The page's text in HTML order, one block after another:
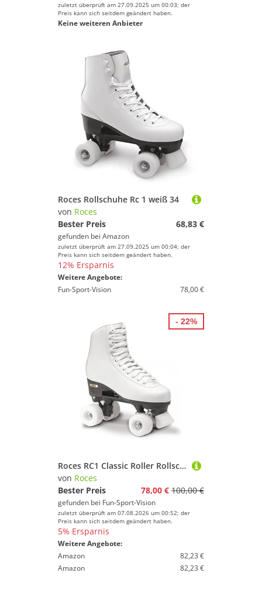
zuletzt überprüft am 27.09.2025 um 00:03; der
Preis kann sich seitdem geändert haben.
Keine weiteren Anbieter
Roces Rollschuhe Rc 1 weiß 34
von Roces
Bester Preis
68,83 €
gefunden bei Amazon
zuletzt überprüft am 27.09.2025 um 00:04; der
Preis kann sich seitdem geändert haben.
12% Ersparnis
Weitere Angebote:
Fun-Sport-Vision
78,00 €
Roces RC1 Classic Roller Rollschuhe White
von Roces
Bester Preis
78,00 € 100,00 €
gefunden bei Fun-Sport-Vision
zuletzt überprüft am 07.08.2026 um 00:52; der
Preis kann sich seitdem geändert haben.
5% Ersparnis
Weitere Angebote:
Amazon
82,23 €
Amazon
82,23 €
- 22%